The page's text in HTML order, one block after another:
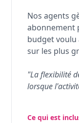
Nos agents
abonnement
budget voulu
sur les plus
"La flexibilité
lorsque
Ce qui est